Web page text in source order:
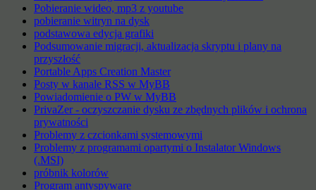
Pobieranie wideo, mp3 z youtube
pobieranie witryn na dysk
podstawowa edycja grafiki
Podsumowanie migracji, aktualizacja skryptu i plany na
przyszłość
Portable Apps Creation Master
Posty w kanale RSS w MyBB
Powiadomienie o PW w MyBB
PrivaZer - oczyszczanie dysku ze zbędnych plików i ochrona
prywatności
Problemy z czcionkami systemowymi
Problemy z programami opartymi o Instalator Windows
(.MSI)
próbnik kolorów
Program antyspyware